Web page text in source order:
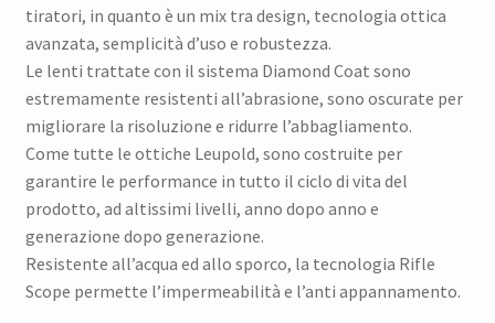
tiratori, in quanto è un mix tra design, tecnologia ottica
avanzata, semplicità d’uso e robustezza.
Le lenti trattate con il sistema Diamond Coat sono
estremamente resistenti all’abrasione, sono oscurate per
migliorare la risoluzione e ridurre l’abbagliamento.
Come tutte le ottiche Leupold, sono costruite per
garantire le performance in tutto il ciclo di vita del
prodotto, ad altissimi livelli, anno dopo anno e
generazione dopo generazione.
Resistente all’acqua ed allo sporco, la tecnologia Rifle
Scope permette l’impermeabilità e l’anti appannamento.